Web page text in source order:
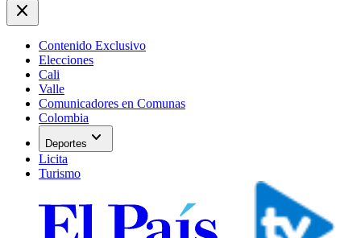
close
Contenido Exclusivo
Elecciones
Cali
Valle
Comunicadores en Comunas
Colombia
Deportes expand_more
Licita
Turismo